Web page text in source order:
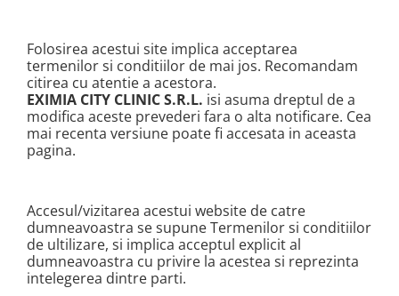
Lotiune pentru corp
Seruri
Bronzer
Primer
OCHI
Mascara si Eyeliner
Pigmenti minerali
Primer gene
BUZE
Ruj
Paese
Paul Mitchell
Pevonia Botanica
Young Blood
Folosirea acestui site implica acceptarea
termenilor si conditiilor de mai jos. Recomandam
citirea cu atentie a acestora.
EXIMIA CITY CLINIC S.R.L. isi asuma dreptul de a
modifica aceste prevederi fara o alta notificare. Cea
mai recenta versiune poate fi accesata in aceasta
pagina.
Accesul/vizitarea acestui website de catre
dumneavoastra se supune Termenilor si conditiilor
de ultilizare, si implica acceptul explicit al
dumneavoastra cu privire la acestea si reprezinta
intelegerea dintre parti.